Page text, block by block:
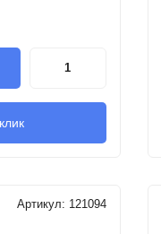
Артикул: 121094